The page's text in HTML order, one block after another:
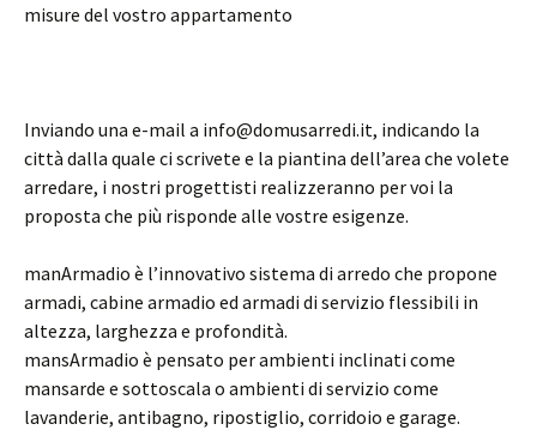
misure del vostro appartamento
Inviando una e-mail a info@domusarredi.it, indicando la
città dalla quale ci scrivete e la piantina dell’area che volete
arredare, i nostri progettisti realizzeranno per voi la
proposta che più risponde alle vostre esigenze.
manArmadio è l’innovativo sistema di arredo che propone
armadi, cabine armadio ed armadi di servizio flessibili in
altezza, larghezza e profondità.
mansArmadio è pensato per ambienti inclinati come
mansarde e sottoscala o ambienti di servizio come
lavanderie, antibagno, ripostiglio, corridoio e garage.